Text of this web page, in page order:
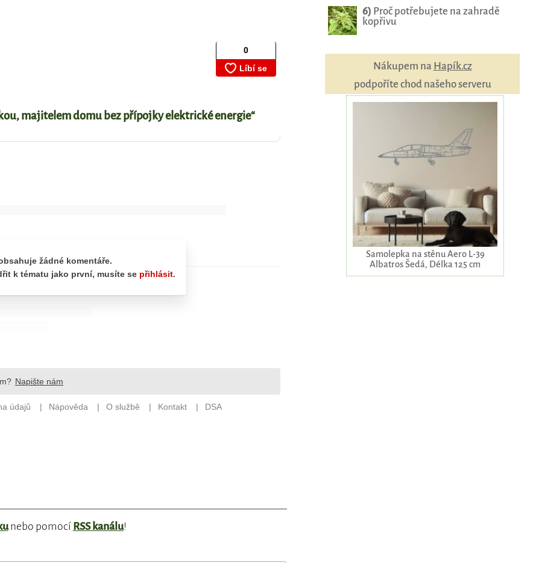
majitelem domu bez přípojky elektrické energie“
nebo pomocí RSS kanálu!
6) Proč potřebujete na zahradě
kopřivu
Nákupem na Hapík.cz
podpoříte chod našeho serveru
Samolepka na stěnu Aero L-39
Albatros Šedá, Délka 125 cm